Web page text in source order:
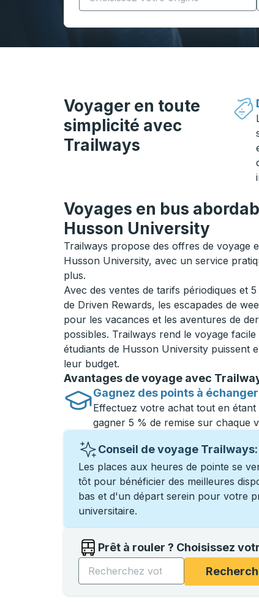
Voyager en toute
simplicité avec
Trailways
Voyages en bus
Husson University
Trailways propose des offres de voyage
Husson University, avec un service
plus.
Avec des ventes de tarifs périodiques et
de Driven Rewards, les escapades de
pour les vacances et les aventures de
possibles. Trailways rend le voyage
étudiants de Husson University puissent
leur budget.
Avantages de voyage avec
Gagnez des points à
Effectuez votre achat tout en
gagner 5 % de remise sur chaque
Conseil de voyage Trailways:
Les places aux heures de pointe se
tôt pour bénéficier des meilleures
bas et d'un départ serein pour votre
universitaire.
Prêt à rouler ? Choisissez
Commencez à saisir le nom de